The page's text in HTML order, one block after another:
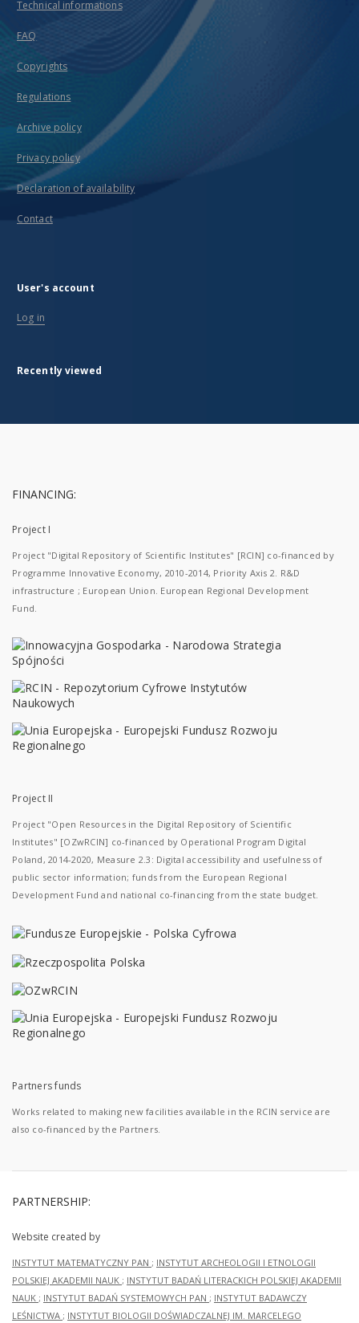
Technical informations
FAQ
Copyrights
Regulations
Archive policy
Privacy policy
Declaration of availability
Contact
User's account
Log in
Recently viewed
FINANCING:
Project I
Project "Digital Repository of Scientific Institutes" [RCIN] co-financed by
Programme Innovative Economy, 2010-2014, Priority Axis 2. R&D
infrastructure ; European Union. European Regional Development
Fund.
Project II
Project "Open Resources in the Digital Repository of Scientific
Institutes" [OZwRCIN] co-financed by Operational Program Digital
Poland, 2014-2020, Measure 2.3: Digital accessibility and usefulness of
public sector information; funds from the European Regional
Development Fund and national co-financing from the state budget.
Partners funds
Works related to making new facilities available in the RCIN service are
also co-financed by the Partners.
PARTNERSHIP:
Website created by
INSTYTUT MATEMATYCZNY PAN ; INSTYTUT ARCHEOLOGII I ETNOLOGII
POLSKIEJ AKADEMII NAUK ; INSTYTUT BADAŃ LITERACKICH POLSKIEJ AKADEMII
NAUK ; INSTYTUT BADAŃ SYSTEMOWYCH PAN ; INSTYTUT BADAWCZY
LEŚNICTWA ; INSTYTUT BIOLOGII DOŚWIADCZALNEJ IM. MARCELEGO